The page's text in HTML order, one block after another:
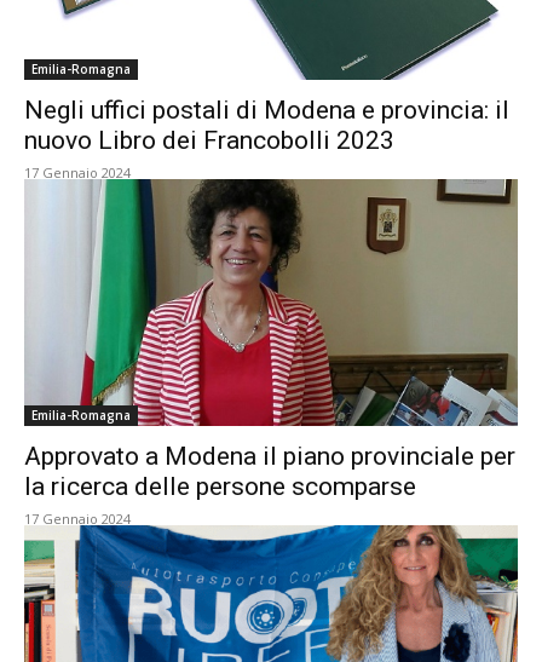
Emilia-Romagna
Negli uffici postali di Modena e provincia: il
nuovo Libro dei Francobolli 2023
17 Gennaio 2024
Emilia-Romagna
Approvato a Modena il piano provinciale per
la ricerca delle persone scomparse
17 Gennaio 2024